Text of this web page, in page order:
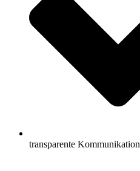
transparente Kommunikation